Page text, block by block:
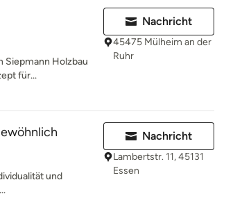
Siepmann Holzbau
für...
Nachricht
45475 Mülheim an der
Ruhr
und
Nachricht
Lambertstr. 11, 45131
Essen